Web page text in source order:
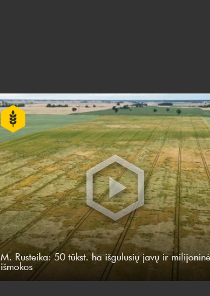
M. Rusteika: 50 tūkst. ha išgulusių javų ir
išmokos